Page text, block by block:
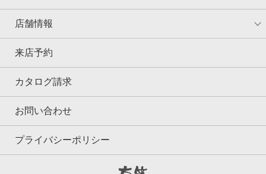
店舗情報
来店予約
カタログ請求
お問い合わせ
プライバシーポリシー